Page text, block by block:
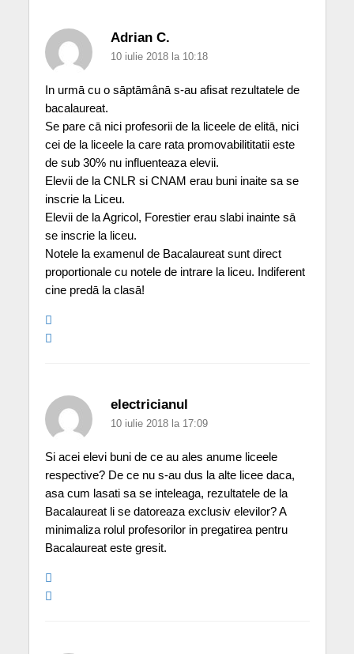
Adrian C.
10 iulie 2018 la 10:18
In urmā cu o sāptāmânā s-au afisat rezultatele de
bacalaureat.
Se pare cā nici profesorii de la liceele de elitā, nici
cei de la liceele la care rata promovabilititatii este
de sub 30% nu influenteaza elevii.
Elevii de la CNLR si CNAM erau buni inaite sa se
inscrie la Liceu.
Elevii de la Agricol, Forestier erau slabi inainte sā
se inscrie la liceu.
Notele la examenul de Bacalaureat sunt direct
proportionale cu notele de intrare la liceu. Indiferent
cine predā la clasā!
electricianul
10 iulie 2018 la 17:09
Si acei elevi buni de ce au ales anume liceele
respective? De ce nu s-au dus la alte licee daca,
asa cum lasati sa se inteleaga, rezultatele de la
Bacalaureat li se datoreaza exclusiv elevilor? A
minimaliza rolul profesorilor in pregatirea pentru
Bacalaureat este gresit.